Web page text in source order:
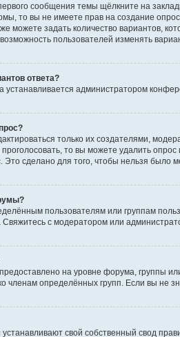
сообщения темы щёлкните на
то вы не имеете прав на создание
можете задать количество вариантов,
пользователей изменять
ответа?
устанавливается администратором
только их создателями,
то вы можете удалить
Это сделано для того, чтобы нельзя было
пользователям или группам
с модератором или
на уровне форума, группы
членам определённых групп. Если вы не
свой собственный свод